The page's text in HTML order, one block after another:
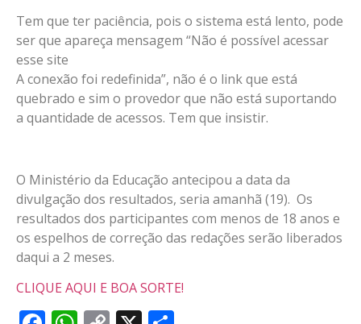
Tem que ter paciência, pois o sistema está lento, pode
ser que apareça mensagem “Não é possível acessar
esse site
A conexão foi redefinida”, não é o link que está
quebrado e sim o provedor que não está suportando
a quantidade de acessos. Tem que insistir.
O Ministério da Educação antecipou a data da
divulgação dos resultados, seria amanhã (19). Os
resultados dos participantes com menos de 18 anos e
os espelhos de correção das redações serão liberados
daqui a 2 meses.
CLIQUE AQUI E BOA SORTE!